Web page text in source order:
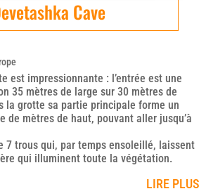
Cave
est impressionnante : l’entrée est une
35 mètres de large sur 30 mètres de
la grotte sa partie principale forme un
de mètres de haut, pouvant aller jusqu’à
7 trous qui, par temps ensoleillé, laissent
qui illuminent toute la végétation.
LIRE PLUS